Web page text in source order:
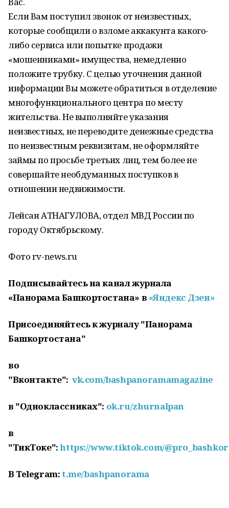
Если Вам поступил звонок от неизвестных,
которые сообщили о взломе аккакунта какого-
либо сервиса или попытке продажи
«мошенниками» имущества, немедленно
положите трубку. С целью уточнения данной
информации Вы можете обратиться в отделение
многофункционального центра по месту
жительства. Не выполняйте указания
неизвестных, не переводите денежные средства
по неизвестным реквизитам, не оформляйте
займы по просьбе третьих лиц, тем более не
совершайте необдуманных поступков в
отношении недвижимости.
Лейсан АТНАГУЛОВА, отдел МВД России по
городу Октябрьскому.
Фото rv-news.ru
Подписывайтесь на канал журнала
«Панорама Башкортостана» в «Яндекс Дзен»
Присоединяйтесь к журналу "Панорама
Башкортостана"
во
"Вконтакте":vk.com/bashpanoramamagazine
в "Одноклассниках": ok.ru/zhurnalpan
в
"ТикТоке":https://www.tiktok.com/
В Telegram:t.me/bashpanorama